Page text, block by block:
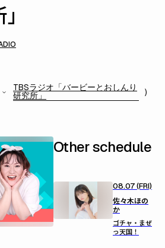
TBSラジオ「バービーとおしんり
研究所」
Other schedule
08.07 (FRI)
佐々木ほの
か
ゴチャ・まぜ
っ天国！